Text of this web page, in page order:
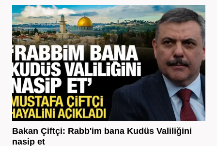
Bakan Çiftçi: Rabb'im bana Kudüs Valiliğini
nasip et